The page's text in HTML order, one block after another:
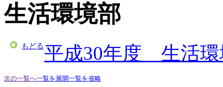
生活環境部
もどる平成30年度 生活環
次の一覧へ一覧を展開一覧を省略